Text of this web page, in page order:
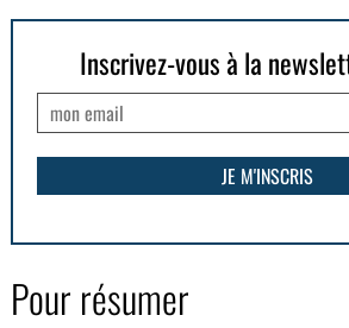
Inscrivez-vous à la
Pour résumer